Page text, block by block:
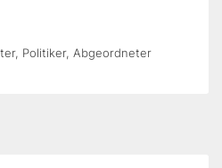
Politiker, Abgeordneter